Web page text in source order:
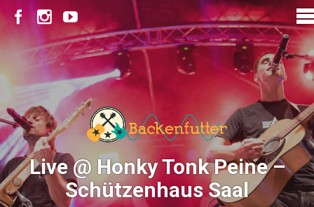
Live @ Honky Tonk Peine –
Schützenhaus Saal